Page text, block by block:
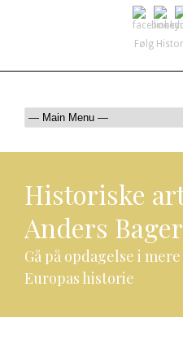
Følg
Historiske
Anders
Gå på opdagelse i
Europas historie